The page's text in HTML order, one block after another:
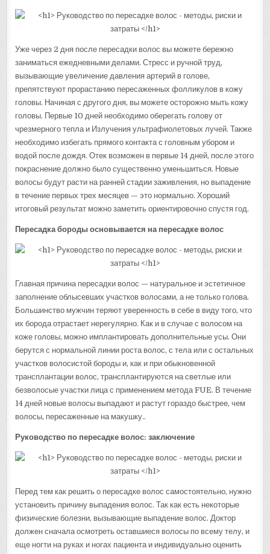
Уже через 2 дня после пересадки волос вы можете бережно
заниматься ежедневными делами. Стресс и ручной труд,
вызывающие увеличение давления артерий в голове,
препятствуют прорастанию пересаженных фолликулов в кожу
головы. Начиная с другого дня, вы можете осторожно мыть кожу
головы. Первые 10 дней необходимо оберегать голову от
чрезмерного тепла и Излучения ультрафиолетовых лучей. Также
необходимо избегать прямого контакта с головным убором и
водой после дождя. Отек возможен в первые 14 дней, после этого
покраснение должно было существенно уменьшиться. Новые
волосы будут расти на ранней стадии заживления, но выпадение
в течение первых трех месяцев — это нормально. Хороший
итоговый результат можно заметить ориентировочно спустя год.
Пересадка бороды основывается на пересадке волос
Главная причина пересадки волос — натуральное и эстетичное
заполнение облысевших участков волосами, а не только голова.
Большинство мужчин теряют уверенность в себе в виду того, что
их борода отрастает нерегулярно. Как и в случае с волосом на
коже головы, можно имплантировать дополнительные усы. Они
берутся с нормальной линии роста волос, с тела или с остальных
участков волосистой бороды и, как и при обыкновенной
трансплантации волос, трансплантируются на светлые или
безволосые участки лица с применением метода FUE. В течение
14 дней новые волосы выпадают и растут гораздо быстрее, чем
волосы, пересаженные на макушку..
Руководство по пересадке волос: заключение
Перед тем как решить о пересадке волос самостоятельно, нужно
установить причину выпадения волос. Так как есть некоторые
физические болезни, вызывающие выпадение волос. Доктор
должен сначала осмотреть оставшиеся волосы по всему телу, и
еще ногти на руках и ногах пациента и индивидуально оценить